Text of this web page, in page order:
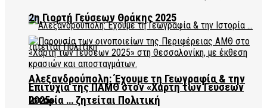
Αλεξανδρούπολη: Έχουμε τη Γεωγραφία & την
Ιστορία … ζητείται Πολιτική
2η Γιορτή Γεύσεων Θράκης 2025
Επιτυχία της ΠΑΜΘ στον «Χάρτη των Γεύσεων
2025»